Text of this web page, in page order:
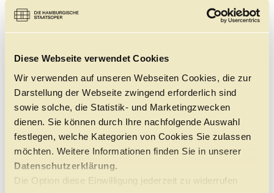
Diese Webseite verwendet Cookies
Wir verwenden auf unseren Webseiten Cookies, die zur
Darstellung der Webseite zwingend erforderlich sind
sowie solche, die Statistik- und Marketingzwecken
dienen. Sie können durch Ihre nachfolgende Auswahl
festlegen, welche Kategorien von Cookies Sie zulassen
möchten. Weitere Informationen finden Sie in unserer
Datenschutzerklärung.
Die Option diese Einwilligung jederzeit zu widerrufen